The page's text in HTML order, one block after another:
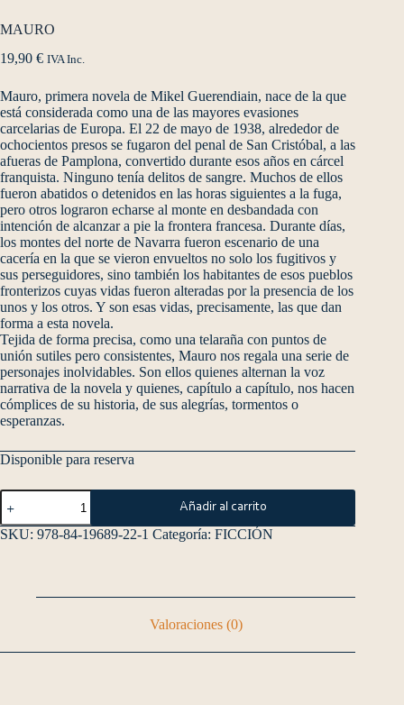
MAURO
19,90 € IVA Inc.
Mauro, primera novela de Mikel Guerendiain, nace de la que
está considerada como una de las mayores evasiones
carcelarias de Europa. El 22 de mayo de 1938, alrededor de
ochocientos presos se fugaron del penal de San Cristóbal, a las
afueras de Pamplona, convertido durante esos años en cárcel
franquista. Ninguno tenía delitos de sangre. Muchos de ellos
fueron abatidos o detenidos en las horas siguientes a la fuga,
pero otros lograron echarse al monte en desbandada con
intención de alcanzar a pie la frontera francesa. Durante días,
los montes del norte de Navarra fueron escenario de una
cacería en la que se vieron envueltos no solo los fugitivos y
sus perseguidores, sino también los habitantes de esos pueblos
fronterizos cuyas vidas fueron alteradas por la presencia de los
unos y los otros. Y son esas vidas, precisamente, las que dan
forma a esta novela.
Tejida de forma precisa, como una telaraña con puntos de
unión sutiles pero consistentes, Mauro nos regala una serie de
personajes inolvidables. Son ellos quienes alternan la voz
narrativa de la novela y quienes, capítulo a capítulo, nos hacen
cómplices de su historia, de sus alegrías, tormentos o
esperanzas.
Disponible para reserva
Añadir al carrito
SKU: 978-84-19689-22-1 Categoría: FICCIÓN
Valoraciones (0)